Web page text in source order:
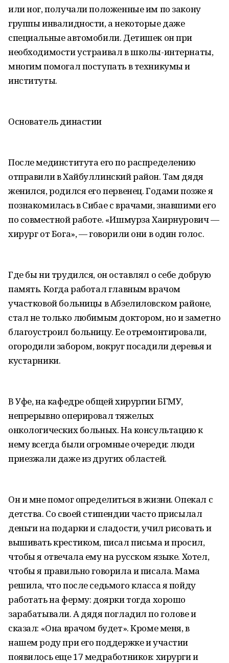
или ног, получали положенные им по закону
группы инвалидности, а некоторые даже
специальные автомобили. Детишек он при
необходимости устраивал в школы-интернаты,
многим помогал поступать в техникумы и
институты.
Основатель династии
После мединститута его по распределению
отправили в Хайбуллинский район. Там дядя
женился, родился его первенец. Годами позже я
познакомилась в Сибае с врачами, знавшими его
по совместной работе. «Ишмурза Хаирнурович —
хирург от Бога», — говорили они в один голос.
Где бы ни трудился, он оставлял о себе добрую
память. Когда работал главным врачом
участковой больницы в Абзелиловском районе,
стал не только любимым доктором, но и заметно
благоустроил больницу. Ее отремонтировали,
огородили забором, вокруг посадили деревья и
кустарники.
В Уфе, на кафедре общей хирургии БГМУ,
непрерывно оперировал тяжелых
онкологических больных. На консультацию к
нему всегда были огромные очереди: люди
приезжали даже из других областей.
Он и мне помог определиться в жизни. Опекал с
детства. Со своей стипендии часто присылал
деньги на подарки и сладости, учил рисовать и
вышивать крестиком, писал письма и просил,
чтобы я отвечала ему на русском языке. Хотел,
чтобы я правильно говорила и писала. Мама
решила, что после седьмого класса я пойду
работать на ферму: доярки тогда хорошо
зарабатывали. А дядя погладил по голове и
сказал: «Она врачом будет». Кроме меня, в
нашем роду при его поддержке и участии
появилось еще 17 медработников: хирурги и